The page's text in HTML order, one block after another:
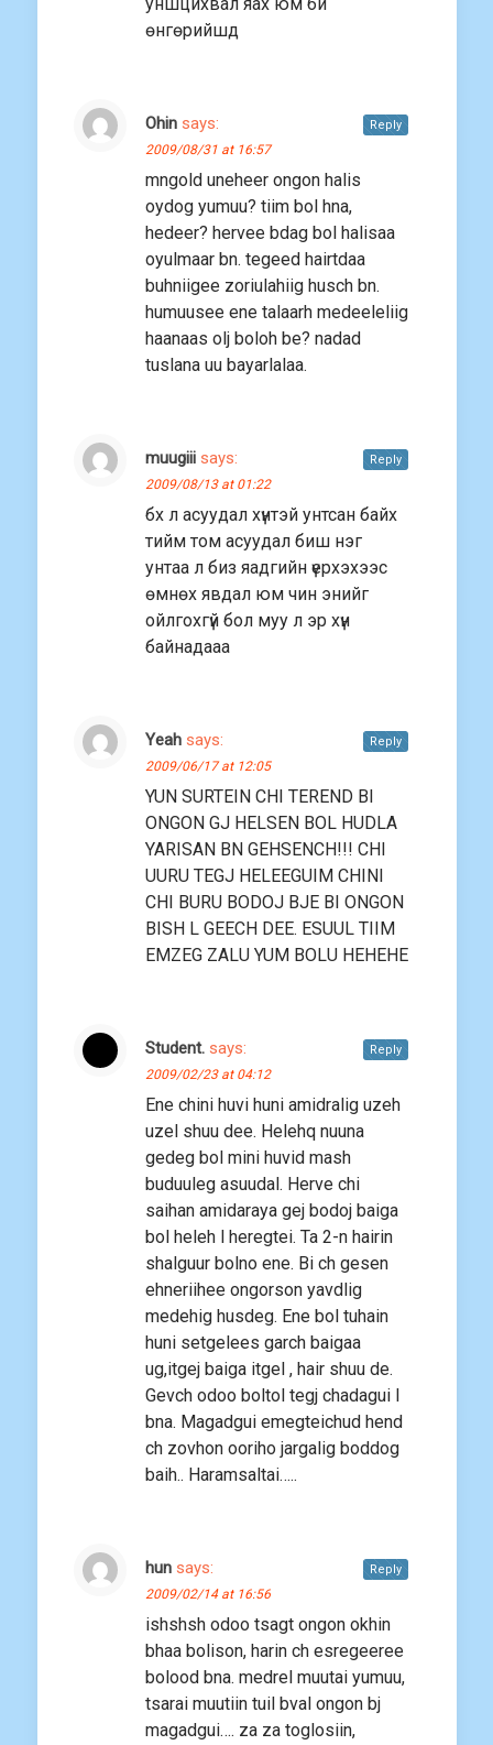
уншцихвал яах юм би
өнгөрийшд
Ohin says:
2009/08/31 at 16:57
mngold uneheer ongon halis
oydog yumuu? tiim bol hna,
hedeer? hervee bdag bol halisaa
oyulmaar bn. tegeed hairtdaa
buhniigee zoriulahiig husch bn.
humuusee ene talaarh medeeleliig
haanaas olj boloh be? nadad
tuslana uu bayarlalaa.
Reply
muugiii says:
2009/08/13 at 01:22
бх л асуудал хүнтэй унтсан байх
тийм том асуудал биш нэг
унтаа л биз яадгийн үерхэхээс
өмнөх явдал юм чин энийг
ойлгохгүй бол муу л эр хүн
байнадааа
Reply
Yeah says:
2009/06/17 at 12:05
YUN SURTEIN CHI TEREND BI
ONGON GJ HELSEN BOL HUDLA
YARISAN BN GEHSENCH!!! CHI
UURU TEGJ HELEEGUIM CHINI
CHI BURU BODOJ BJE BI ONGON
BISH L GEECH DEE. ESUUL TIIM
EMZEG ZALU YUM BOLU HEHEHE
Reply
Student. says:
2009/02/23 at 04:12
Ene chini huvi huni amidralig uzeh
uzel shuu dee. Helehq nuuna
gedeg bol mini huvid mash
buduuleg asuudal. Herve chi
saihan amidaraya gej bodoj baiga
bol heleh l heregtei. Ta 2-n hairin
shalguur bolno ene. Bi ch gesen
ehneriihee ongorson yavdlig
medehig husdeg. Ene bol tuhain
huni setgelees garch baigaa
ug,itgej baiga itgel , hair shuu de.
Gevch odoo boltol tegj chadagui l
bna. Magadgui emegteichud hend
ch zovhon ooriho jargalig boddog
baih.. Haramsaltai…..
Reply
hun says:
2009/02/14 at 16:56
ishshsh odoo tsagt ongon okhin
bhaa bolison, harin ch esregeeree
bolood bna. medrel muutai yumuu,
tsarai muutiin tuil bval ongon bj
magadgui…. za za toglosiin,
Reply